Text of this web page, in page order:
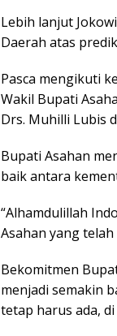
Lebih lanjut
Daerah atas
Pasca mengikuti
Wakil Bupati
Drs. Muhilli Lubis
Bupati Asahan
baik antara
“Alhamdulillah
Asahan yang
Bekomitmen
menjadi semakin
tetap harus ada,